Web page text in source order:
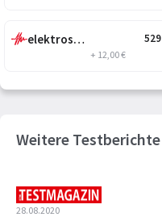
529
elektroshopkoeck.com
+ 12,00 €
Weitere Testberichte
28.08.2020